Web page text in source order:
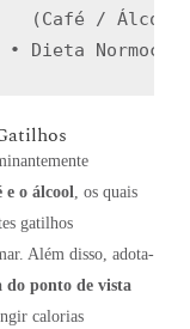
(Café /
e o álcool, os quais
gatilhos
. Além disso, adota-
do ponto de vista
calorias